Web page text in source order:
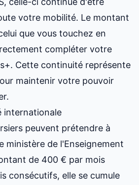
votre mobilité. Le montant
que vous touchez en
compléter votre
Cette continuité représente
maintenir votre pouvoir
internationale
peuvent prétendre à
ministère de l'Enseignement
de 400 € par mois
consécutifs, elle se cumule